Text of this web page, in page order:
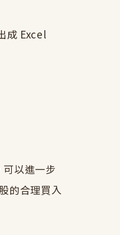
成 Excel
以進一步
的合理買入